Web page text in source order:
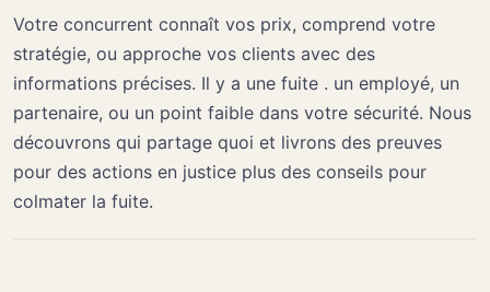
Votre concurrent connaît vos prix, comprend votre
stratégie, ou approche vos clients avec des
informations précises. Il y a une fuite . un employé, un
partenaire, ou un point faible dans votre sécurité. Nous
découvrons qui partage quoi et livrons des preuves
pour des actions en justice plus des conseils pour
colmater la fuite.